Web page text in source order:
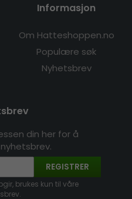
Informasjon
Om Hatteshoppen.no
Populære søk
Nyhetsbrev
din her for å
REGISTRER
brukes kun til våre